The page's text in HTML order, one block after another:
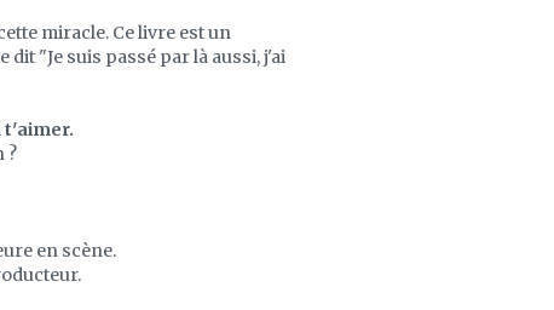
miracle. Ce livre est un
"Je suis passé par là aussi, j'ai
t'aimer.
?
en scène.